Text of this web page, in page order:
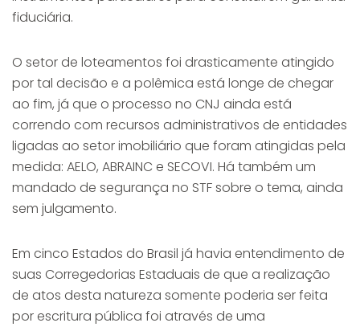
fiduciária.
O setor de loteamentos foi drasticamente atingido
por tal decisão e a polêmica está longe de chegar
ao fim, já que o processo no CNJ ainda está
correndo com recursos administrativos de entidades
ligadas ao setor imobiliário que foram atingidas pela
medida: AELO, ABRAINC e SECOVI. Há também um
mandado de segurança no STF sobre o tema, ainda
sem julgamento.
Em cinco Estados do Brasil já havia entendimento de
suas Corregedorias Estaduais de que a realização
de atos desta natureza somente poderia ser feita
por escritura pública foi através de uma